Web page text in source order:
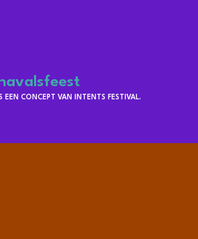
CONCEPT VAN INTENTS FESTIVAL.